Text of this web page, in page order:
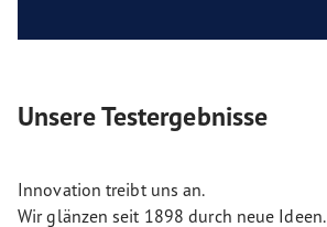
Unsere Testergebnisse
Innovation treibt uns an.
Wir glänzen seit 1898 durch neue Ideen.